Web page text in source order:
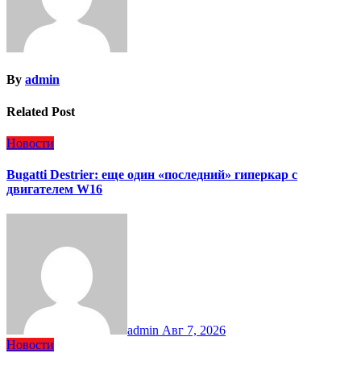
By admin
Related Post
Новости
Bugatti Destrier: еще один «последний» гиперкар с
двигателем W16
admin Авг 7, 2026
Новости